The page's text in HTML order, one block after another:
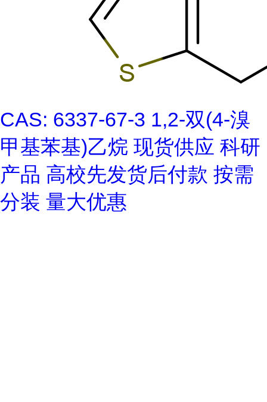
CAS: 6337-67-3 1,2-双(4-溴
甲基苯基)乙烷 现货供应 科研
产品 高校先发货后付款 按需
分装 量大优惠